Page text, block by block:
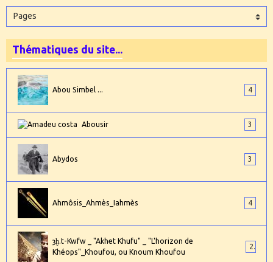
Thématiques du site...
Abou Simbel ... 4
Abousir 3
Abydos 3
Ahmôsis_Ahmès_Iahmès 4
ȝḫ.t-Kwfw _ "Akhet Khufu" _ "L'horizon de
Khéops"_Khoufou, ou Knoum Khoufou
2